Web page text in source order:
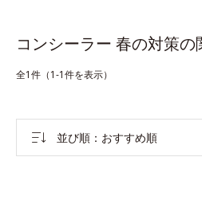
コンシーラー 春の対策
全1件（1-1件を表示）
並び順 おすすめ順